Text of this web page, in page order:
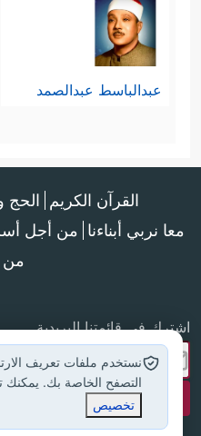
عبدالباسط عبدالصمد
القرآن الكريم الحج
معا نربي أبناءنا من أجل
من
اشترك في قائمتنا البريدية
نستخدم ملفات تعريف
التصفح الخاصة بك.
تخصيص